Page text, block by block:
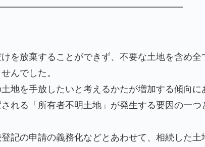
を放棄することができず、不要な土地を含め全
んでした。
地を手放したいと考えるかたが増加する傾向に
れる「所有者不明土地」が発生する要因の一つ
記の申請の義務化などとあわせて、相続した土